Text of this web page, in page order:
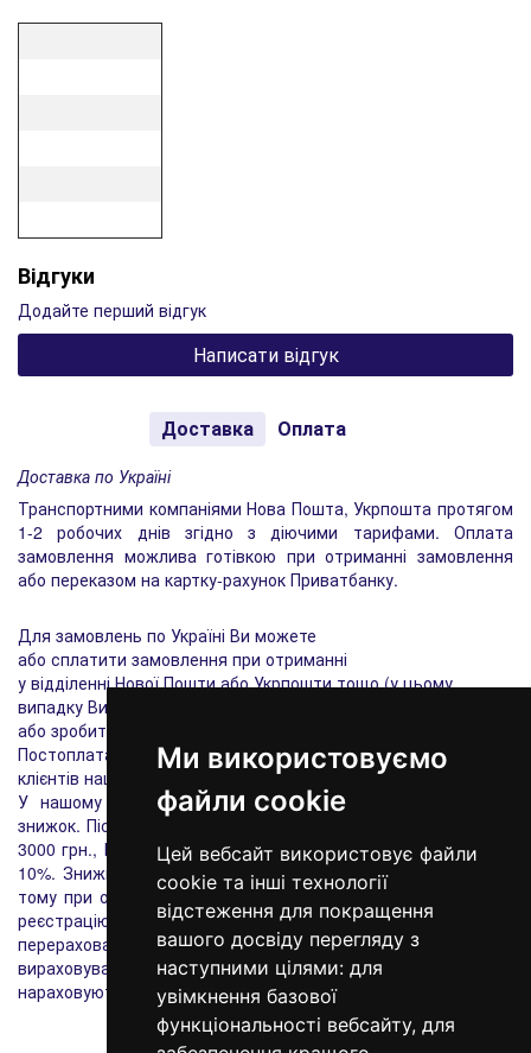
Ми використовуємо
файли cookie
Цей вебсайт використовує файли
cookie та інші технології
відстеження для покращення
вашого досвіду перегляду з
наступними цілями: для
увімкнення базової
функціональності вебсайту, для
Відгуки
Додайте перший відгук
Написати відгук
Доставка Оплата
Доставка по Україні
Транспортними компаніями Нова Пошта, Укрпошта протягом
1-2 робочих днів згідно з діючими тарифами. Оплата
замовлення можлива готівкою при отриманні замовлення
або переказом на картку-рахунок Приватбанку.
Для замовлень по Україні Ви можете
або сплатити замовлення при отриманні
у відділенні Нової Пошти або Укрпошти тощо (у цьому
випадку Ви також сплачуєте накладений платіж),
або зробити передоплату на розрахунковий рахунок.
Постоплата (накладений платіж) діє тільки для постійних
клієнтів нашого інтернет-магазину.
У нашому інтернет-магазині діє накопичувальна система
знижок. Після здійснення і оплати замовлень на суму понад
3000 грн., Ви отримуєте знижку 2%, 7000 - 5%, 10 000 грн. -
10%. Знижка фіксується у Вашому персональному кабінеті,
тому при оформленні першого замовлення важливо пройти
реєстрацію на нашому сайті. При досягненні порогів
перерахованих вище сум, система автоматично буде
вираховувати знижку. Персональні знижки не
нараховуються на акційні товари з уже існуючими знижками.